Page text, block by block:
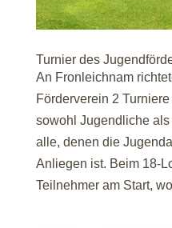
Turnier des
An Fronleichnam
Förderverein 2
sowohl Jugendliche
alle, denen die
Anliegen ist. Beim 18-
Teilnehmer am Start,